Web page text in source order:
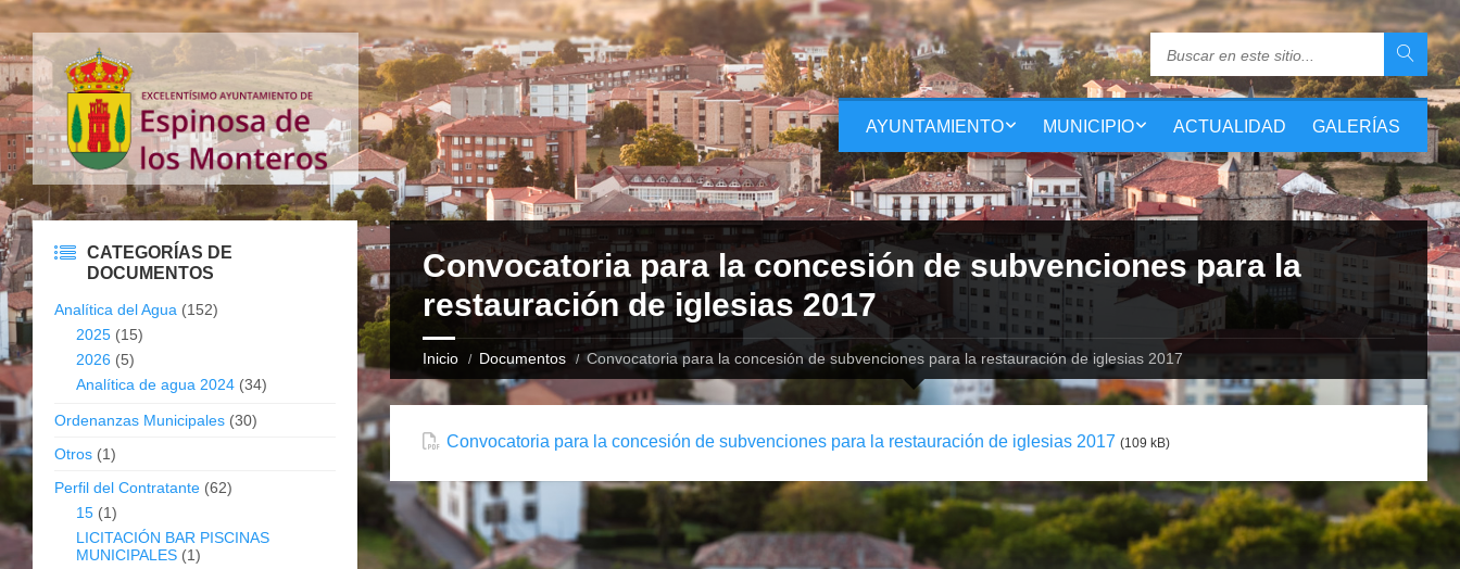
AYUNTAMIENTO MUNICIPIO ACTUALIDAD GALERÍAS
Convocatoria para la concesión de subvenciones para la
restauración de iglesias 2017
Inicio Documentos Convocatoria para la concesión de subvenciones para la restauración de iglesias 2017
Convocatoria para la concesión de subvenciones para la restauración de iglesias 2017 (109 kB)
CATEGORÍAS DE
DOCUMENTOS
Analítica del Agua (152)
2025 (15)
2026 (5)
Analítica de agua 2024 (34)
Ordenanzas Municipales (30)
Otros (1)
Perfil del Contratante (62)
15 (1)
LICITACIÓN BAR PISCINAS
MUNICIPALES (1)